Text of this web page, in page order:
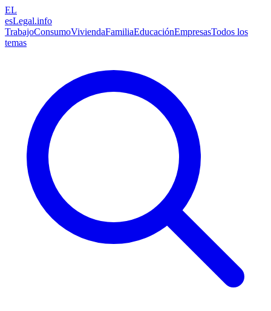
EL
esLegal.info
TrabajoConsumoViviendaFamiliaEducaciónEmpresasTodos los
temas